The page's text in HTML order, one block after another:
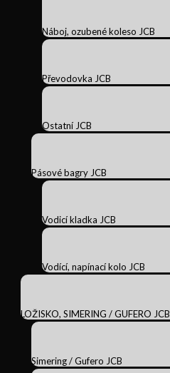
Náboj, ozubené koleso JCB
Převodovka JCB
Ostatní JCB
Pásové bagry JCB
Vodicí kladka JCB
Vodící, napínací kolo JCB
LOŽISKO, SIMERING / GUFERO JCB
Simering / Gufero JCB